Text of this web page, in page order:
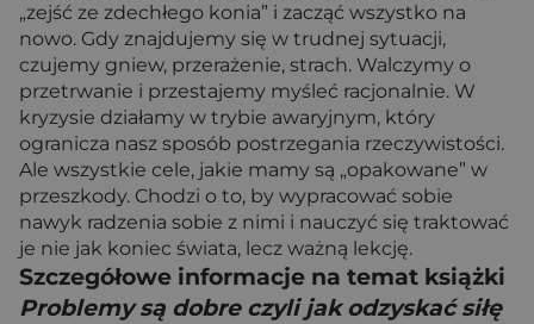
„zejść ze zdechłego konia” i zacząć wszystko na
nowo. Gdy znajdujemy się w trudnej sytuacji,
czujemy gniew, przerażenie, strach. Walczymy o
przetrwanie i przestajemy myśleć racjonalnie. W
kryzysie działamy w trybie awaryjnym, który
ogranicza nasz sposób postrzegania rzeczywistości.
Ale wszystkie cele, jakie mamy są „opakowane” w
przeszkody. Chodzi o to, by wypracować sobie
nawyk radzenia sobie z nimi i nauczyć się traktować
je nie jak koniec świata, lecz ważną lekcję.
Szczegółowe informacje na temat książki
Problemy są dobre czyli jak odzyskać siłę